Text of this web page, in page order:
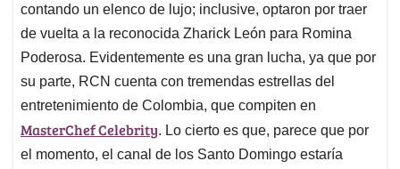
contando un elenco de lujo; inclusive, optaron por traer
de vuelta a la reconocida Zharick León para Romina
Poderosa. Evidentemente es una gran lucha, ya que por
su parte, RCN cuenta con tremendas estrellas del
entretenimiento de Colombia, que compiten en
MasterChef Celebrity. Lo cierto es que, parece que por
el momento, el canal de los Santo Domingo estaría